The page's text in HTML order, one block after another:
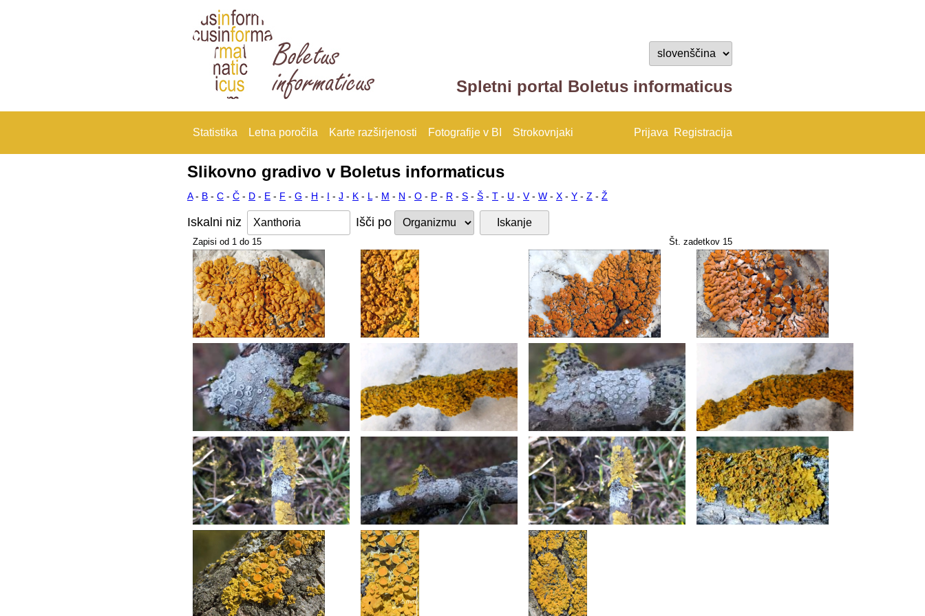
Spletni portal Boletus informaticus
Statistika Letna poročila Karte razširjenosti Fotografije v BI Strokovnjaki Prijava Registracija
Slikovno gradivo v Boletus informaticus
A- B - C - Č - D - E - F - G - H - I - J - K - L - M - N - O - P - R - S - Š - T - U - V- W - X - Y - Z - Ž
Iskalni niz Išči po
Zapisi od 1 do 15 Št. zadetkov 15